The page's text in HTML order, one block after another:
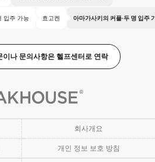
입주 가능 효고켄 아마가사키의 커플·두 명 입주
이나 문의사항은 헬프센터로 연락
회사개요
개인 정보 보호 방침